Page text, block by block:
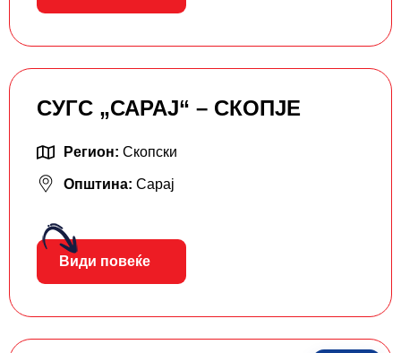
СУГС „САРАЈ“ – СКОПЈЕ
Регион: Скопски
Општина: Сарај
Види повеќе